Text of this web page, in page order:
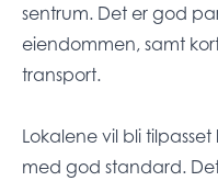
sentrum. Det er god
eiendommen, samt
transport.
Lokalene vil bli
med god standard.